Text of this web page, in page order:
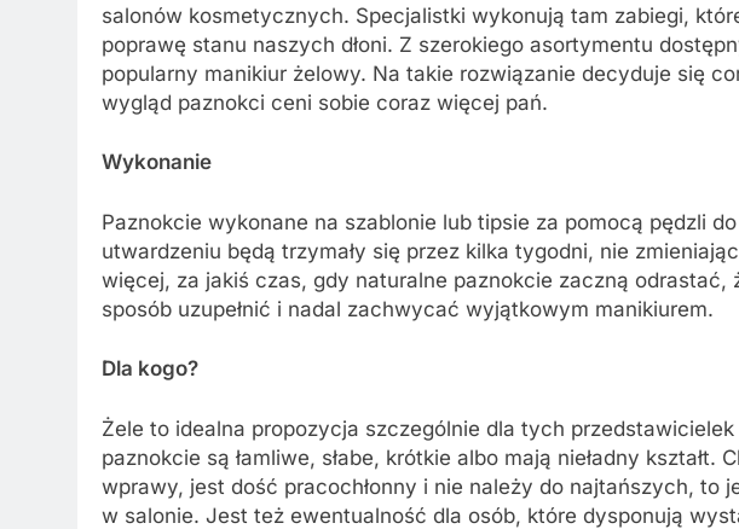
salonów kosmetycznych. Specjalistki wykonują tam zabiegi,
poprawę stanu naszych dłoni. Z szerokiego asortymentu
popularny manikiur żelowy. Na takie rozwiązanie decyduje się
wygląd paznokci ceni sobie coraz więcej pań.
Wykonanie
Paznokcie wykonane na szablonie lub tipsie za pomocą pędzli
utwardzeniu będą trzymały się przez kilka tygodni, nie
więcej, za jakiś czas, gdy naturalne paznokcie zaczną
sposób uzupełnić i nadal zachwycać wyjątkowym manikiurem.
Dla kogo?
Żele to idealna propozycja szczególnie dla tych
paznokcie są łamliwe, słabe, krótkie albo mają nieładny kształt.
wprawy, jest dość pracochłonny i nie należy do najtańszych, to
w salonie. Jest też ewentualność dla osób, które dysponują